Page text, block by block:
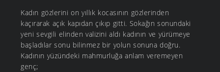
Kadın gözlerini on yıllık kocasının gözlerinden
kaçırarak açık kapıdan çıkıp gitti. Sokağın sonundaki
yeni sevgili elinden valizini aldı kadının ve yürümeye
başladılar sonu bilinmez bir yolun sonuna doğru.
Kadının yüzündeki mahmurluğa anlam veremeyen
genç;